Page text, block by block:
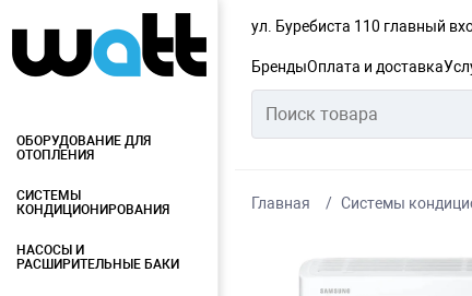
ул. Буребиста 110 главный
БрендыОплата и доставка
ОБОРУДОВАНИЕ ДЛЯ
ОТОПЛЕНИЯ
СИСТЕМЫ
КОНДИЦИОНИРОВАНИЯ
НАСОСЫ И
РАСШИРИТЕЛЬНЫЕ БАКИ
Главная Системы